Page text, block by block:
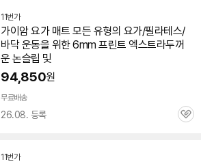
11번가
가이암요가 매트 모든 유형의 요가/필라테스/
바닥 운동을 위한 6mm 프린트 엑스트라두꺼
운 논슬립 및
94,850원
무료배송
26.08. 등록
관
11번가